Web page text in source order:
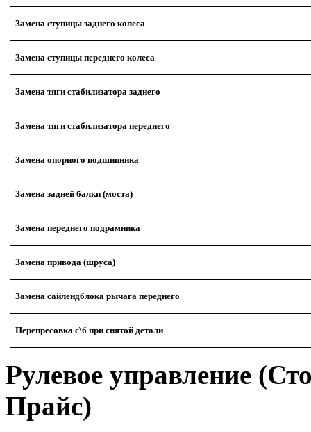
Замена ступицы заднего колеса
Замена ступицы переднего колеса
Замена тяги стабилизатора заднего
Замена тяги стабилизатора переднего
Замена опорного подшипника
Замена задней балки (моста)
Замена переднего подрамника
Замена привода (шруса)
Замена сайлендблока рычага переднего
Перепресовка с\б при снятой детали
Рулевое управление
Прайс)